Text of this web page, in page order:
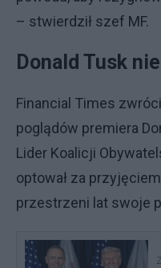
– stwierdził szef MF.
Donald Tusk
Financial Times
poglądów premiera
Lider Koalicji
optował za
przestrzeni lat swoje